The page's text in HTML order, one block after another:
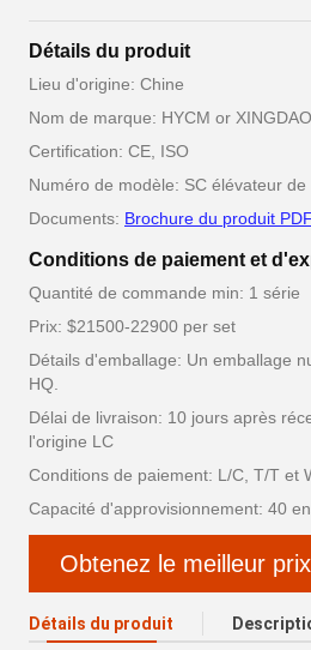
Détails du produit
Lieu d'origine: Chine
Nom de marque: HYCM or XINGDAO
Certification: CE, ISO
Numéro de modèle: SC élévateur
Documents: Brochure du produit PDF
Conditions de paiement et
Quantité de commande min: 1 série
Prix: $21500-22900 per set
Détails d'emballage: Un emballage
HQ.
Délai de livraison: 10 jours après
l'origine LC
Conditions de paiement: L/C, T/T et
Capacité d'approvisionnement: 40
Obtenez le meilleur prix
Détails du produit